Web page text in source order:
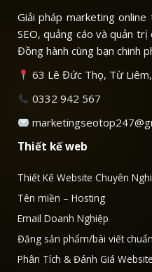
Giải pháp marketing
SEO, quảng cáo và quản
Đồng hành cùng bạn chinh
63 Lê Đức Thọ, Từ
0332 942 567
Thiết kế web
Thiết Kế Website Chuyên
Tên miền – Hosting
Email Doanh Nghiệp
Đăng sản phẩm/bài viết
Phân Tích & Đánh Giá Website